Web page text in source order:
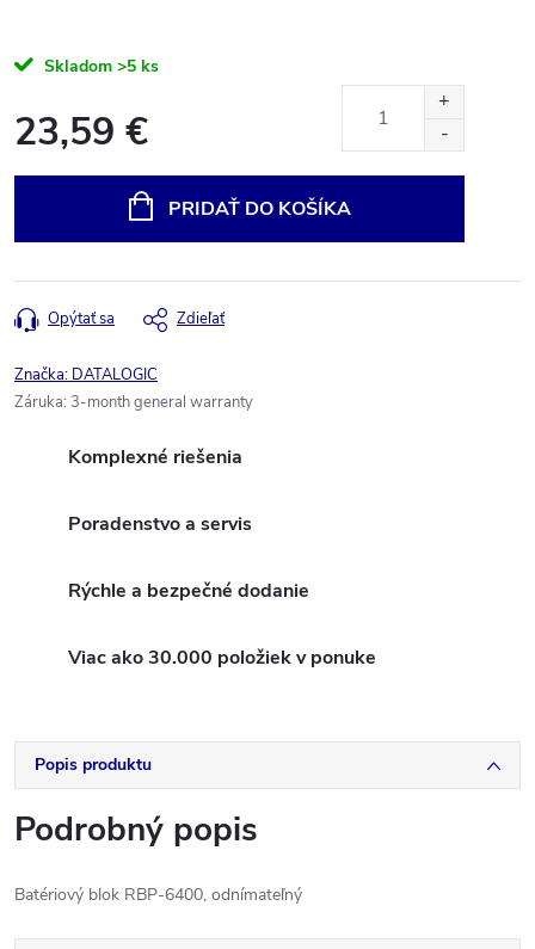
Skladom >5 ks
23,59 €
PRIDAŤ DO KOŠÍKA
Opýtať sa Zdieľať
Značka: DATALOGIC
Záruka: 3-month general warranty
Komplexné riešenia
Poradenstvo a servis
Rýchle a bezpečné dodanie
Viac ako 30.000 položiek v ponuke
Popis produktu
Podrobný popis
Batériový blok RBP-6400, odnímateľný